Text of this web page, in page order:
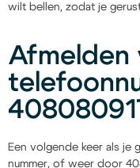
wilt bellen, zodat je
Afmelden
Een volgende keer als
nummer, of weer door